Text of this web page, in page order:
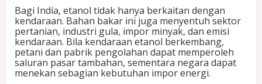
Bagi India, etanol tidak hanya berkaitan dengan
kendaraan. Bahan bakar ini juga menyentuh sektor
pertanian, industri gula, impor minyak, dan emisi
kendaraan. Bila kendaraan etanol berkembang,
petani dan pabrik pengolahan dapat memperoleh
saluran pasar tambahan, sementara negara dapat
menekan sebagian kebutuhan impor energi.